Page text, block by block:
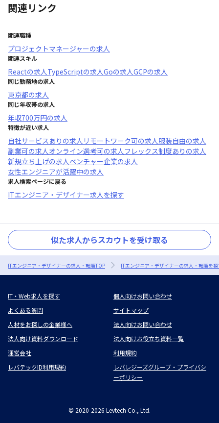
関連リンク
関連職種
プロジェクトマネージャーの求人
関連スキル
Reactの求人TypeScriptの求人Goの求人GCPの求人
同じ勤務地の求人
東京都の求人
同じ年収帯の求人
年収700万円の求人
特徴が近い求人
自社サービスあり の求人 リモートワーク可の求人服装自由の求人
副業可の求人オンライン選考可の求人フレックス制度あり の求人
新規立ち上げの求人ベンチャー企業の求人
女性エンジニアが活躍中の求人
求人検索ページに戻る
ITエンジニア・デザイナー求人を探す
似た求人からスカウトを受け取る
ITエンジニア・デザイナーの求人・転職TOP ITエンジニア・デザイナーの求人・転職を
IT・Web求人を探す
個人向けお問い合わせ
よくある質問
サイトマップ
人材をお探しの企業様へ
法人向けお問い合わせ
法人向け資料ダウンロード
法人向けお役立ち資料一覧
運営会社
利用規約
レバテックID利用規約
レバレジーズグループ・プライバシ
ーポリシー
© 2020-2026 Levtech Co., Ltd.